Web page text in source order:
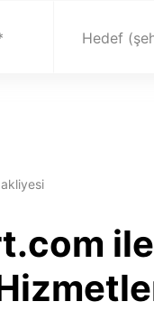
Hedef